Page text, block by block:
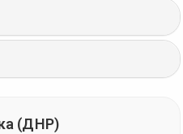
(ДНР)